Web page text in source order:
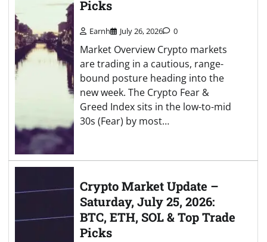
Picks
Earnh July 26, 2026 0
Market Overview Crypto markets
are trading in a cautious, range-
bound posture heading into the
new week. The Crypto Fear &
Greed Index sits in the low-to-mid
30s (Fear) by most…
Crypto Market Update –
Saturday, July 25, 2026:
BTC, ETH, SOL & Top Trade
Picks